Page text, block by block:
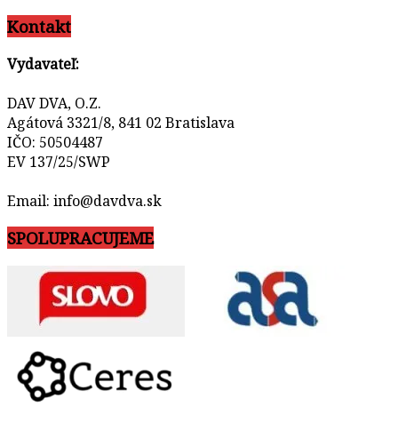
Kontakt
Vydavateľ:
DAV DVA, O.Z.
Agátová 3321/8, 841 02 Bratislava
IČO: 50504487
EV 137/25/SWP
Email: info@davdva.sk
SPOLUPRACUJEME